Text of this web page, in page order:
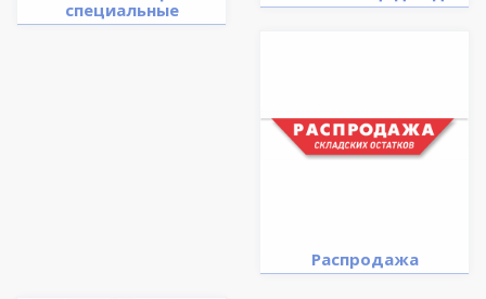
специальные
Распродажа